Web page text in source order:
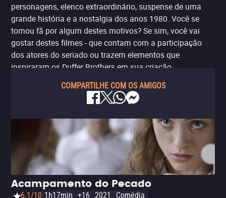
personagens, elenco extraordinário, suspense de uma
grande história e a nostalgia dos anos 1980. Você se
tornou fã por algum destes motivos? Se sim, você vai
gostar destes filmes - que contam com a participação
dos atores do seriado ou trazem elementos que
inspiraram os Duffer Brothers em sua criação.
COMPARTILHE COM OS AMIGOS
Acampamento do Pecado
6.1/10 1h17min +16 2021
Comédia